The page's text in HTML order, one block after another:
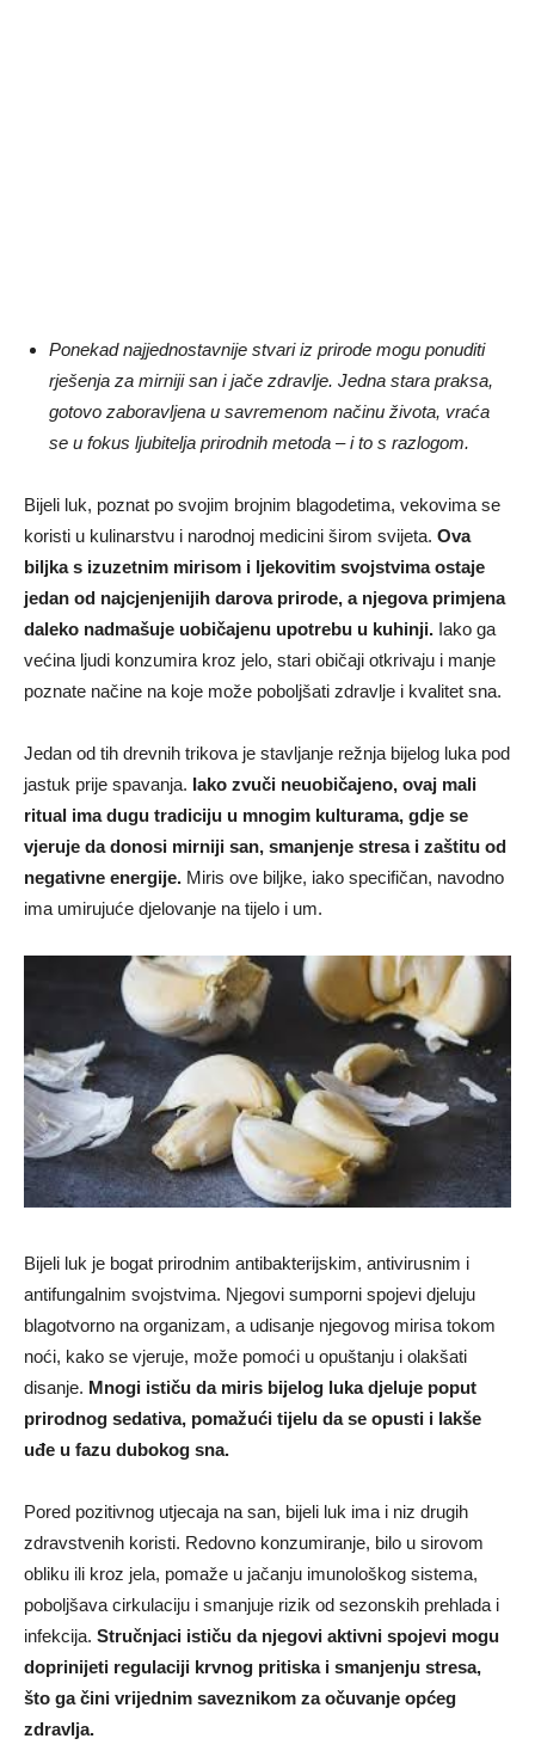
Ponekad najjednostavnije stvari iz prirode mogu ponuditi
rješenja za mirniji san i jače zdravlje. Jedna stara praksa,
gotovo zaboravljena u savremenom načinu života, vraća
se u fokus ljubitelja prirodnih metoda – i to s razlogom.
Bijeli luk, poznat po svojim brojnim blagodetima, vekovima se
koristi u kulinarstvu i narodnoj medicini širom svijeta. Ova
biljka s izuzetnim mirisom i ljekovitim svojstvima ostaje
jedan od najcjenjenijih darova prirode, a njegova primjena
daleko nadmašuje uobičajenu upotrebu u kuhinji. Iako ga
većina ljudi konzumira kroz jelo, stari običaji otkrivaju i manje
poznate načine na koje može poboljšati zdravlje i kvalitet sna.
Jedan od tih drevnih trikova je stavljanje režnja bijelog luka pod
jastuk prije spavanja. Iako zvuči neuobičajeno, ovaj mali
ritual ima dugu tradiciju u mnogim kulturama, gdje se
vjeruje da donosi mirniji san, smanjenje stresa i zaštitu od
negativne energije. Miris ove biljke, iako specifičan, navodno
ima umirujuće djelovanje na tijelo i um.
Bijeli luk je bogat prirodnim antibakterijskim, antivirusnim i
antifungalnim svojstvima. Njegovi sumporni spojevi djeluju
blagotvorno na organizam, a udisanje njegovog mirisa tokom
noći, kako se vjeruje, može pomoći u opuštanju i olakšati
disanje. Mnogi ističu da miris bijelog luka djeluje poput
prirodnog sedativa, pomažući tijelu da se opusti i lakše
uđe u fazu dubokog sna.
Pored pozitivnog utjecaja na san, bijeli luk ima i niz drugih
zdravstvenih koristi. Redovno konzumiranje, bilo u sirovom
obliku ili kroz jela, pomaže u jačanju imunološkog sistema,
poboljšava cirkulaciju i smanjuje rizik od sezonskih prehlada i
infekcija. Stručnjaci ističu da njegovi aktivni spojevi mogu
doprinijeti regulaciji krvnog pritiska i smanjenju stresa,
što ga čini vrijednim saveznikom za očuvanje općeg
zdravlja.